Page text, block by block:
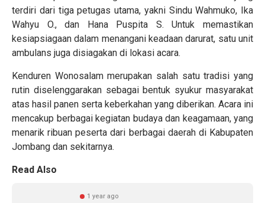
terdiri dari tiga petugas utama, yakni Sindu Wahmuko, Ika
Wahyu O., dan Hana Puspita S. Untuk memastikan
kesiapsiagaan dalam menangani keadaan darurat, satu unit
ambulans juga disiagakan di lokasi acara.
Kenduren Wonosalam merupakan salah satu tradisi yang
rutin diselenggarakan sebagai bentuk syukur masyarakat
atas hasil panen serta keberkahan yang diberikan. Acara ini
mencakup berbagai kegiatan budaya dan keagamaan, yang
menarik ribuan peserta dari berbagai daerah di Kabupaten
Jombang dan sekitarnya.
Read Also
1 year ago